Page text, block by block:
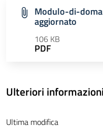
Modulo-di-
aggiornato
106 KB
PDF
Ulteriori informazioni
Ultima modifica